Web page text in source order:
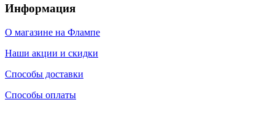
Информация
О магазине на Флампе
Наши акции и скидки
Способы доставки
Способы оплаты